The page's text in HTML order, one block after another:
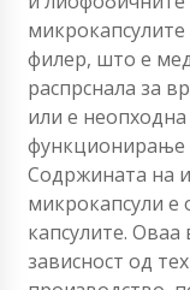
филер, што е
распрснала за
или е
функционирање
Содржината на
микрокапсули е
капсулите.
зависност од